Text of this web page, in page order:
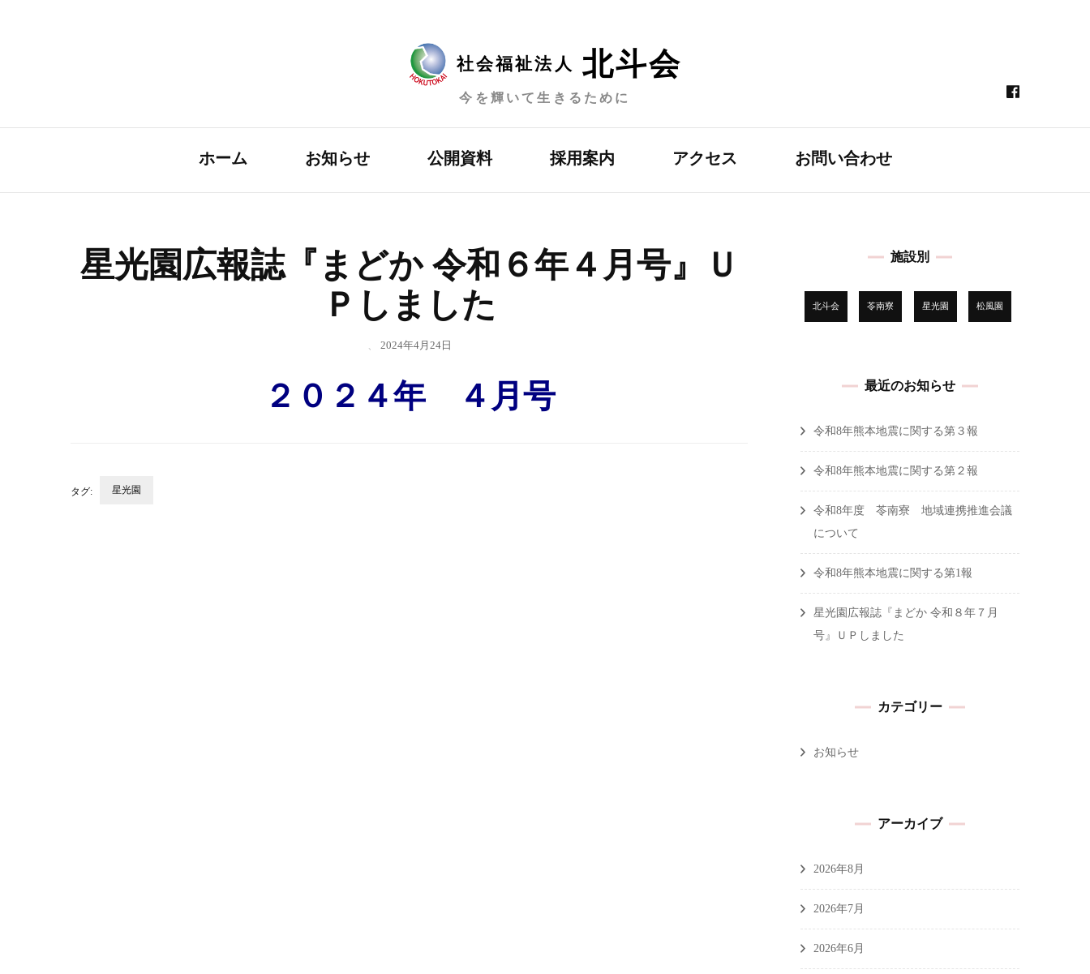
社会福祉法人 北斗会
今を輝いて生きるために
ホーム お知らせ 公開資料 採用案内 アクセス お問い合わせ
星光園広報誌『まどか 令和６年４月号』Ｕ
Ｐしました
2024年4月24日
２０２４年 ４月号
タグ: 星光園
施設別
北斗会 苓南寮 星光園 松風園
最近のお知らせ
令和8年熊本地震に関する第３報
令和8年熊本地震に関する第２報
令和8年度 苓南寮 地域連携推進会議
について
令和8年熊本地震に関する第1報
星光園広報誌『まどか 令和８年７月
号』ＵＰしました
カテゴリー
お知らせ
アーカイブ
2026年8月
2026年7月
2026年6月